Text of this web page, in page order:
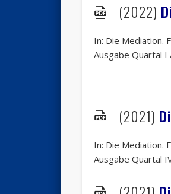
(2022)
In: Die Mediation.
Ausgabe Quartal
(2021)
In: Die Mediation.
Ausgabe Quartal